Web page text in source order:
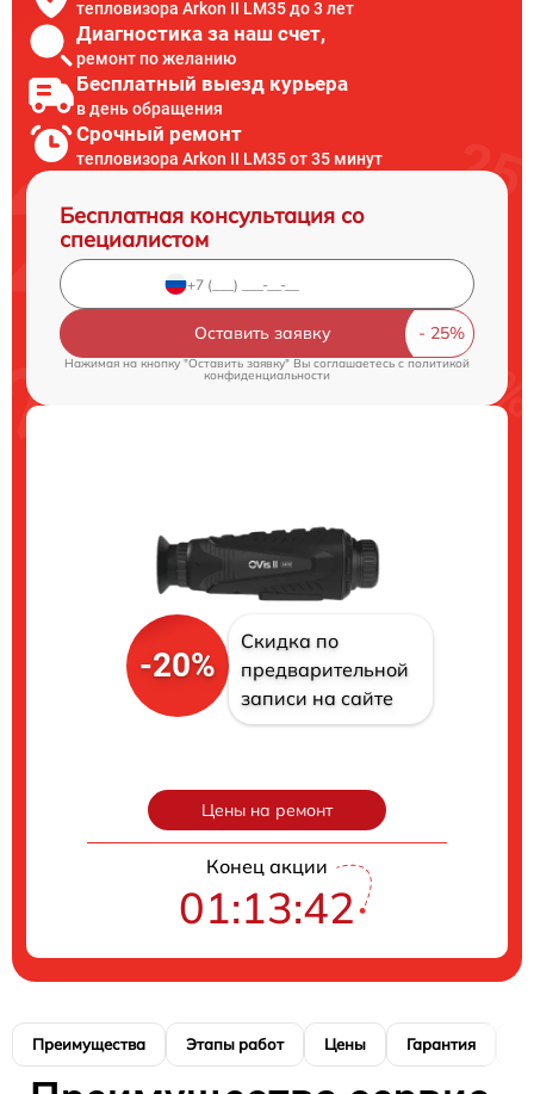
тепловизора Arkon II LM35 до 3 лет
Диагностика за наш счет,
ремонт по желанию
Бесплатный выезд курьера
в день обращения
Срочный ремонт
тепловизора Arkon II LM35 от 35 минут
Бесплатная консультация со
специалистом
Оставить заявку
Нажимая на кнопку "Оставить заявку" Вы соглашаетесь c политикой
конфиденциальности
-20%
Скидка по
предварительной
записи на сайте
Цены на ремонт
Конец акции
01:13:41
Преимущества Этапы работ Цены Гарантия